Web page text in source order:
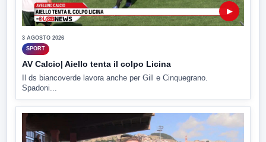
▶
3 AGOSTO 2026
SPORT
AV Calcio| Aiello tenta il colpo Licina
Il ds biancoverde lavora anche per Gill e Cinquegrano.
Spadoni...